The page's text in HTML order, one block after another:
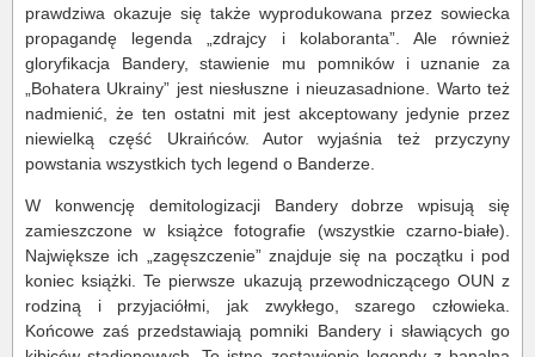
prawdziwa okazuje się także wyprodukowana przez sowiecka
propagandę legenda „zdrajcy i kolaboranta”. Ale również
gloryfikacja Bandery, stawienie mu pomników i uznanie za
„Bohatera Ukrainy” jest niesłuszne i nieuzasadnione. Warto też
nadmienić, że ten ostatni mit jest akceptowany jedynie przez
niewielką część Ukraińców. Autor wyjaśnia też przyczyny
powstania wszystkich tych legend o Banderze.
W konwencję demitologizacji Bandery dobrze wpisują się
zamieszczone w książce fotografie (wszystkie czarno-białe).
Największe ich „zagęszczenie” znajduje się na początku i pod
koniec książki. Te pierwsze ukazują przewodniczącego OUN z
rodziną i przyjaciółmi, jak zwykłego, szarego człowieka.
Końcowe zaś przedstawiają pomniki Bandery i sławiących go